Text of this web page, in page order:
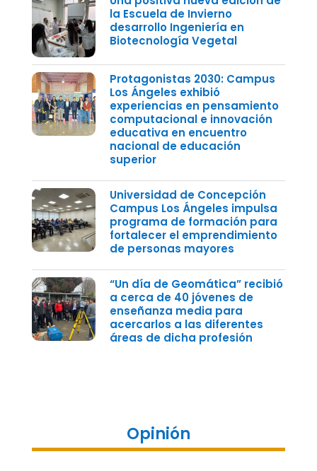
la Escuela de Invierno
desarrollo Ingeniería en
Biotecnología Vegetal
Protagonistas 2030: Campus
Los Ángeles exhibió
experiencias en pensamiento
computacional e innovación
educativa en encuentro
nacional de educación
superior
Universidad de Concepción
Campus Los Ángeles impulsa
programa de formación para
fortalecer el emprendimiento
de personas mayores
“Un día de Geomática” recibió
a cerca de 40 jóvenes de
enseñanza media para
acercarlos a las diferentes
áreas de dicha profesión
Opinión